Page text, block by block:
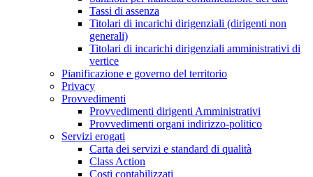
Tassi di assenza
Titolari di incarichi dirigenziali (dirigenti non
generali)
Titolari di incarichi dirigenziali amministrativi di
vertice
Pianificazione e governo del territorio
Privacy
Provvedimenti
Provvedimenti dirigenti Amministrativi
Provvedimenti organi indirizzo-politico
Servizi erogati
Carta dei servizi e standard di qualità
Class Action
Costi contabilizzati